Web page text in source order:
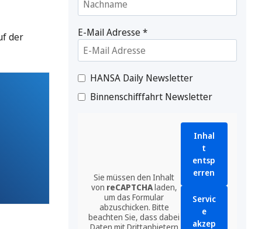
der
E-Mail Adresse*
HANSA Daily Newsletter
Binnenschifffahrt Newsletter
Sie müssen den Inhalt
von reCAPTCHAladen,
um das Formular
abzuschicken. Bitte
beachten Sie, dass dabei
Inhal
t
entsp
erren
Servic
e
akzep